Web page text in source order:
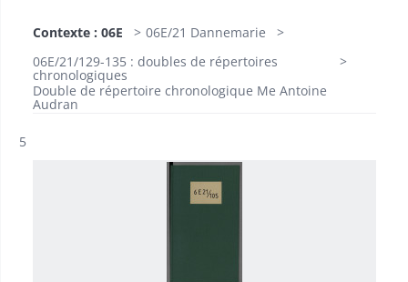
Contexte : 06E
06E/21 Dannemarie
06E/21/129-135 : doubles de répertoires
chronologiques
Double de répertoire chronologique Me Antoine
Audran
Résultat n°
5